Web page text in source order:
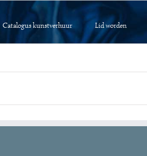
Catalogus kunstverhuur Lid worden